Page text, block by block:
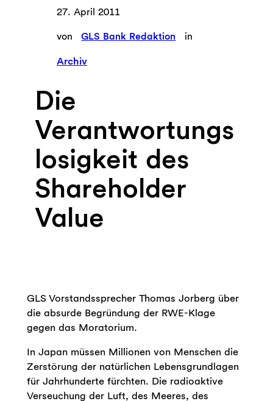
27. April 2011
von GLS Bank Redaktion in
Archiv
Die
Verantwortungs
losigkeit des
Shareholder
Value
GLS Vorstandssprecher Thomas Jorberg über
die absurde Begründung der RWE-Klage
gegen das Moratorium.
In Japan müssen Millionen von Menschen die
Zerstörung der natürlichen Lebensgrundlagen
für Jahrhunderte fürchten. Die radioaktive
Verseuchung der Luft, des Meeres, des